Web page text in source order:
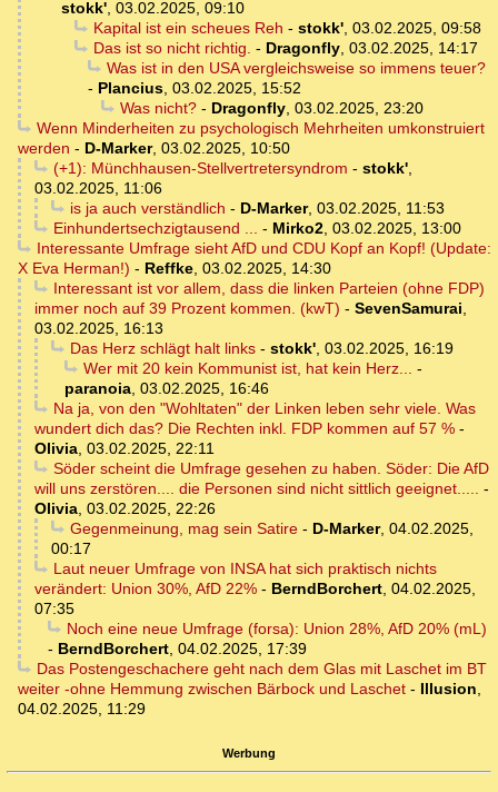
stokk', 03.02.2025, 09:10
Kapital ist ein scheues Reh - stokk', 03.02.2025, 09:58
Das ist so nicht richtig. - Dragonfly, 03.02.2025, 14:17
Was ist in den USA vergleichsweise so immens teuer?
- Plancius, 03.02.2025, 15:52
Was nicht?- Dragonfly, 03.02.2025, 23:20
Wenn Minderheiten zu psychologisch Mehrheiten umkonstruiert
werden - D-Marker, 03.02.2025, 10:50
(+1): Münchhausen-Stellvertretersyndrom - stokk',
03.02.2025, 11:06
is ja auch verständlich - D-Marker, 03.02.2025, 11:53
Einhundertsechzigtausend ... - Mirko2, 03.02.2025, 13:00
Interessante Umfrage sieht AfD und CDU Kopf an Kopf! (Update:
X Eva Herman!) - Reffke, 03.02.2025, 14:30
Interessant ist vor allem, dass die linken Parteien (ohne FDP)
immer noch auf 39 Prozent kommen. (kwT) - SevenSamurai,
03.02.2025, 16:13
Das Herz schlägt halt links- stokk', 03.02.2025, 16:19
Wer mit 20 kein Kommunist ist, hat kein Herz... -
paranoia, 03.02.2025, 16:46
Na ja, von den "Wohltaten" der Linken leben sehr viele. Was
wundert dich das? Die Rechten inkl. FDP kommen auf 57 % -
Olivia, 03.02.2025, 22:11
Söder scheint die Umfrage gesehen zu haben. Söder: Die AfD
will uns zerstören.... die Personen sind nicht sittlich geeignet..... -
Olivia, 03.02.2025, 22:26
Gegenmeinung, mag sein Satire- D-Marker, 04.02.2025,
00:17
Laut neuer Umfrage von INSA hat sich praktisch nichts
verändert: Union 30%, AfD 22% - BerndBorchert, 04.02.2025,
07:35
Noch eine neue Umfrage (forsa): Union 28%, AfD 20% (mL)
- BerndBorchert, 04.02.2025, 17:39
Das Postengeschachere geht nach dem Glas mit Laschet im BT
weiter -ohne Hemmung zwischen Bärbock und Laschet - Illusion,
04.02.2025, 11:29
Werbung